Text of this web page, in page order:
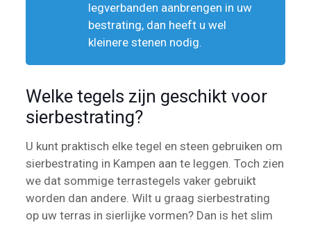
legverbanden aanbrengen in uw
bestrating, dan heeft u wel
kleinere stenen nodig.
Welke tegels zijn geschikt voor
sierbestrating?
U kunt praktisch elke tegel en steen gebruiken om
sierbestrating in Kampen aan te leggen. Toch zien
we dat sommige terrastegels vaker gebruikt
worden dan andere. Wilt u graag sierbestrating
op uw terras in sierlijke vormen? Dan is het slim